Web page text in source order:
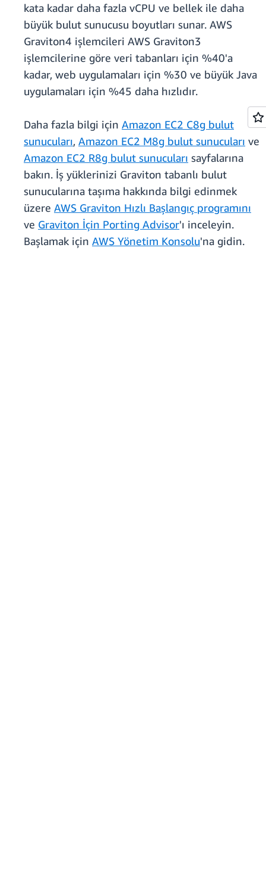
kata kadar daha fazla vCPU ve bellek ile daha
büyük bulut sunucusu boyutları sunar. AWS
Graviton4 işlemcileri AWS Graviton3
işlemcilerine göre veri tabanları için %40'a
kadar, web uygulamaları için %30 ve büyük Java
uygulamaları için %45 daha hızlıdır.
Daha fazla bilgi için Amazon EC2 C8g bulut
sunucuları, Amazon EC2 M8g bulut sunucuları ve
Amazon EC2 R8g bulut sunucuları sayfalarına
bakın. İş yüklerinizi Graviton tabanlı bulut
sunucularına taşıma hakkında bilgi edinmek
üzere AWS Graviton Hızlı Başlangıç programını
ve Graviton İçin Porting Advisor'ı inceleyin.
Başlamak için AWS Yönetim Konsolu'na gidin.